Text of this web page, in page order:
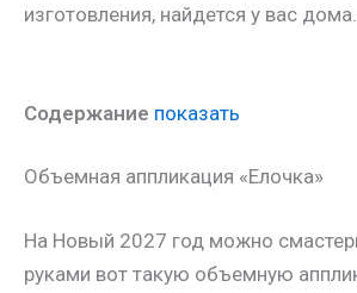
изготовления, найдется у вас дома.
Содержание показать
Объемная аппликация «Елочка»
На Новый 2027 год можно
руками вот такую объемную